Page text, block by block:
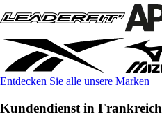
Entdecken Sie alle unsere Marken
Kundendienst in Frankreich